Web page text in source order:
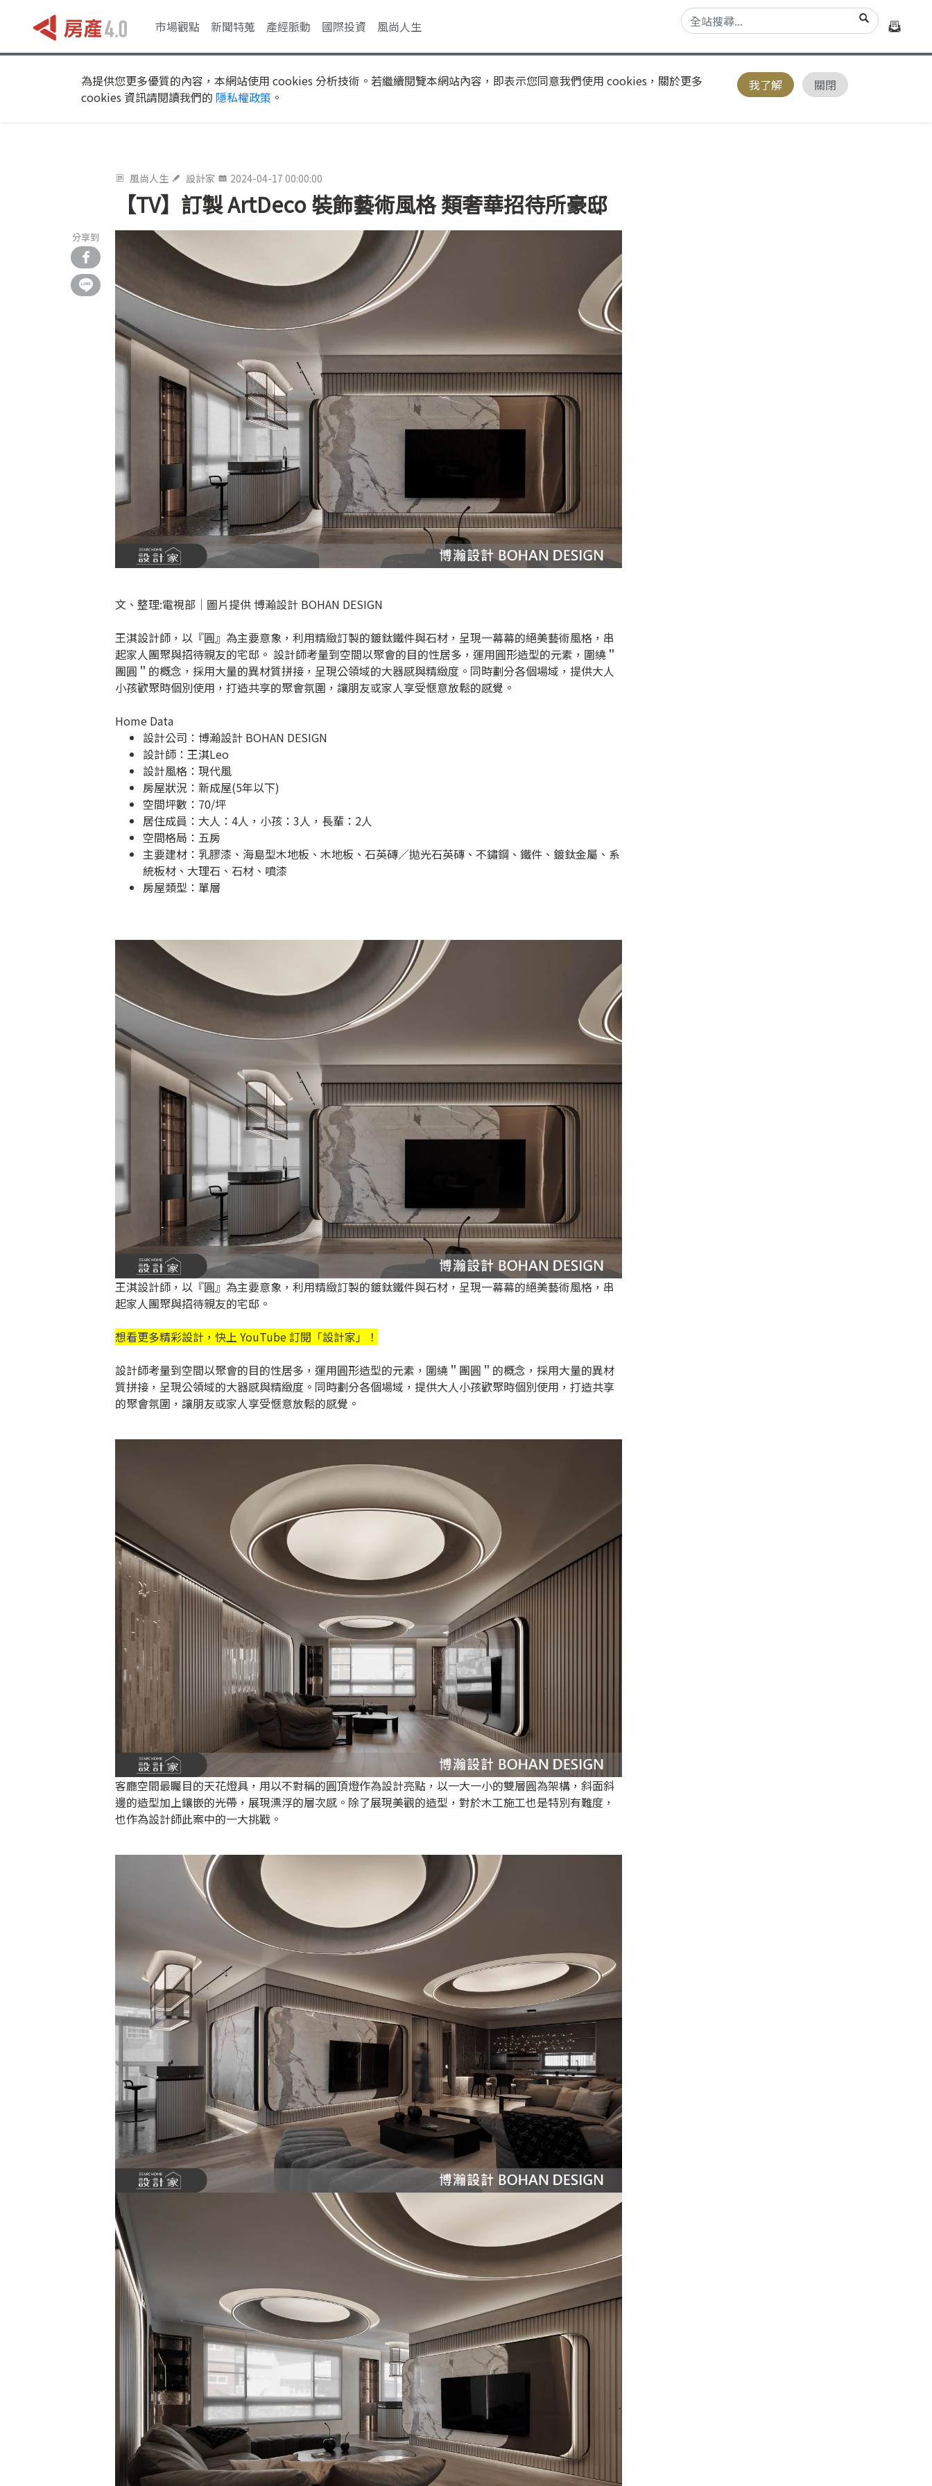
市場觀點 新聞特蒐 產經脈動 國際投資 風尚人生
為提供您更多優質的內容，本網站使用 cookies 分析技術。若繼續閱覽本網站內容，即表示您同意我們使用 cookies，關於更多
cookies 資訊請閱讀我們的 隱私權政策 。
我了解 關閉
風尚人生 設計家 2024-04-17 00:00:00
【TV】訂製 ArtDeco 裝飾藝術風格 類奢華招待所豪邸
分享到
文、整理:電視部│圖片提供 博瀚設計 BOHAN DESIGN
王淇設計師，以『圓』為主要意象，利用精緻訂製的鍍鈦鐵件與石材，呈現一幕幕的絕美藝術風格，串
起家人團聚與招待親友的宅邸。 設計師考量到空間以聚會的目的性居多，運用圓形造型的元素，圍繞＂
團圓＂的概念，採用大量的異材質拼接，呈現公領域的大器感與精緻度。同時劃分各個場域，提供大人
小孩歡聚時個別使用，打造共享的聚會氛圍，讓朋友或家人享受愜意放鬆的感覺。
Home Data
設計公司： 博瀚設計 BOHAN DESIGN
設計師：王淇Leo
設計風格：現代風
房屋狀況：新成屋(5年以下)
空間坪數：70/坪
居住成員：大人：4人，小孩：3人，長輩：2人
空間格局：五房
主要建材：乳膠漆、海島型木地板、木地板、石英磚／拋光石英磚、不鏽鋼、鐵件、鍍鈦金屬、系
統板材、大理石、石材、噴漆
房屋類型：單層
王淇設計師，以『圓』為主要意象，利用精緻訂製的鍍鈦鐵件與石材，呈現一幕幕的絕美藝術風格，串
起家人團聚與招待親友的宅邸。
想看更多精彩設計，快上 YouTube 訂閱「設計家 」！
設計師考量到空間以聚會的目的性居多，運用圓形造型的元素，圍繞＂團圓＂的概念，採用大量的異材
質拼接，呈現公領域的大器感與精緻度。同時劃分各個場域，提供大人小孩歡聚時個別使用，打造共享
的聚會氛圍，讓朋友或家人享受愜意放鬆的感覺。
客廳空間最矚目的天花燈具，用以不對稱的圓頂燈作為設計亮點，以一大一小的雙層圓為架構，斜面斜
邊的造型加上鑲嵌的光帶，展現漂浮的層次感。除了展現美觀的造型，對於木工施工也是特別有難度，
也作為設計師此案中的一大挑戰。